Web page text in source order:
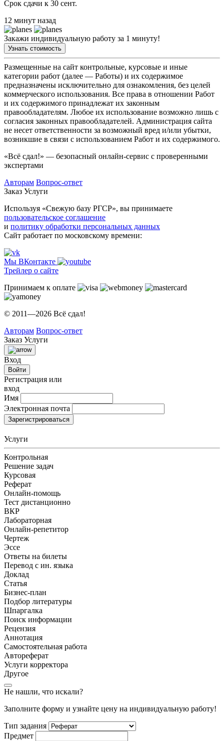
Срок сдачи к 30 сент.
12 минут назад
Закажи индивидуальную работу за 1 минуту!
Узнать стоимость
Размещенные на сайт контрольные, курсовые и иные
категории работ (далее — Работы) и их содержимое
предназначены исключительно для ознакомления, без целей
коммерческого использования. Все права в отношении Работ
и их содержимого принадлежат их законным
правообладателям. Любое их использование возможно лишь с
согласия законных правообладателей. Администрация сайта
не несет ответственности за возможный вред и/или убытки,
возникшие в связи с использованием Работ и их содержимого.
«Всё сдал!» — безопасный онлайн-сервис с проверенными
экспертами
Авторам Вопрос-ответ
Заказ Услуги
Используя «Свежую базу РГСР», вы принимаете
пользовательское соглашение
и политику обработки персональных данных
Сайт работает по московскому времени:
Мы ВКонтакте
Трейлер о сайте
Принимаем к оплате
© 2011—2026 Всё сдал!
Авторам Вопрос-ответ
Заказ Услуги
Вход
Войти
Регистрация или
вход
Имя
Электронная почта
Зарегистрироваться
Услуги
Контрольная
Решение задач
Курсовая
Реферат
Онлайн-помощь
Тест дистанционно
ВКР
Лабораторная
Онлайн-репетитор
Чертеж
Эссе
Ответы на билеты
Перевод с ин. языка
Доклад
Статья
Бизнес-план
Подбор литературы
Шпаргалка
Поиск информации
Рецензия
Аннотация
Самостоятельная работа
Автореферат
Услуги корректора
Другое
Не нашли, что искали?
Заполните форму и узнайте цену на индивидуальную работу!
Тип задания
Предмет